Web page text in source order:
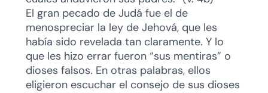
El gran pecado de Judá fue el de
menospreciar la ley de Jehová, que les
había sido revelada tan claramente. Y lo
que les hizo errar fueron “sus mentiras” o
dioses falsos. En otras palabras, ellos
eligieron escuchar el consejo de sus dioses